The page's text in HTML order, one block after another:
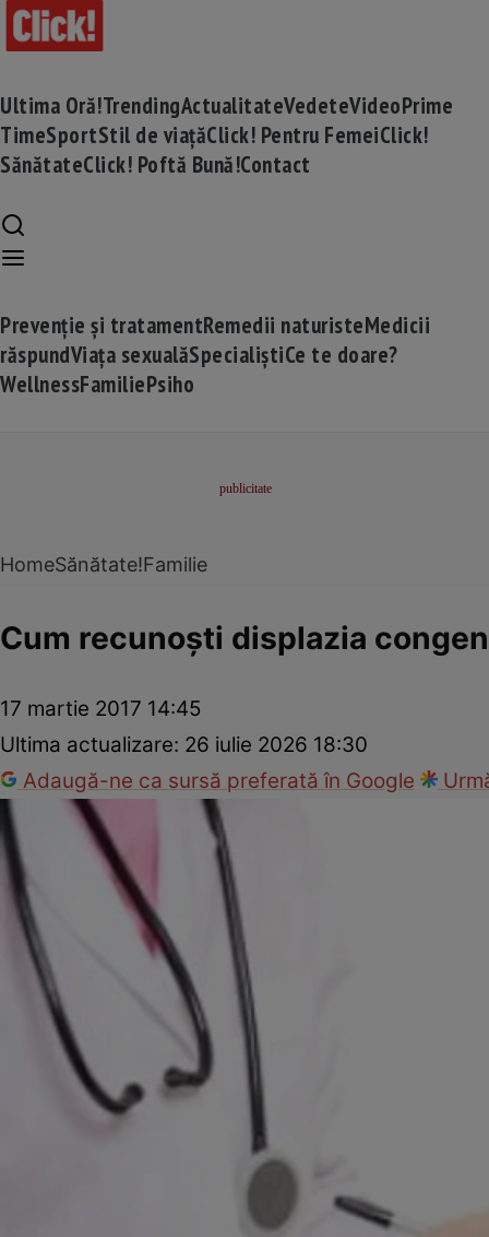
Ultima Oră!TrendingActualitateVedeteVideoPrime
TimeSportStil de viațăClick! Pentru FemeiClick!
SănătateClick! Poftă Bună!Contact
Prevenție și tratamentRemedii naturisteMedicii
răspundViața sexualăSpecialiștiCe te doare?
WellnessFamiliePsiho
HomeSănătate!Familie
Cum recunoşti displazia
17 martie 2017 14:45
Ultima actualizare: 26 iulie 2026 18:30
Adaugă-ne ca sursă preferată în Google